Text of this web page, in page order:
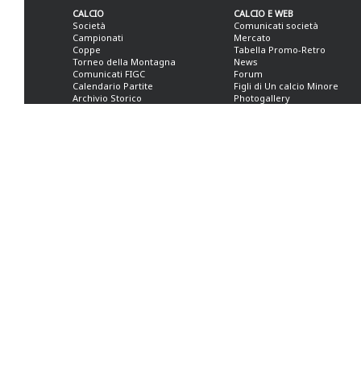
CALCIO
Società
Campionati
Coppe
Torneo della Montagna
Comunicati FIGC
Calendario Partite
Archivio Storico
CALCIO E WEB
Comunicati società
Mercato
Tabella Promo-Retro
News
Forum
Figli di Un calcio Minore
Photogallery